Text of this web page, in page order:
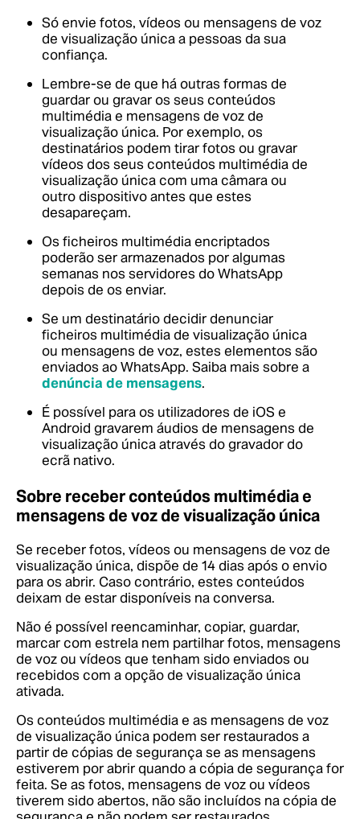
Só envie fotos, vídeos ou mensagens de voz
de visualização única a pessoas da sua
confiança.
Lembre-se de que há outras formas de
guardar ou gravar os seus conteúdos
multimédia e mensagens de voz de
visualização única. Por exemplo, os
destinatários podem tirar fotos ou gravar
vídeos dos seus conteúdos multimédia de
visualização única com uma câmara ou
outro dispositivo antes que estes
desapareçam.
Os ficheiros multimédia encriptados
poderão ser armazenados por algumas
semanas nos servidores do WhatsApp
depois de os enviar.
Se um destinatário decidir denunciar
ficheiros multimédia de visualização única
ou mensagens de voz, estes elementos são
enviados ao WhatsApp. Saiba mais sobre a
denúncia de mensagens.
É possível para os utilizadores de iOS e
Android gravarem áudios de mensagens de
visualização única através do gravador do
ecrã nativo.
Sobre receber conteúdos multimédia e
mensagens de voz de visualização única
Se receber fotos, vídeos ou mensagens de voz de
visualização única, dispõe de 14 dias após o envio
para os abrir. Caso contrário, estes conteúdos
deixam de estar disponíveis na conversa.
Não é possível reencaminhar, copiar, guardar,
marcar com estrela nem partilhar fotos, mensagens
de voz ou vídeos que tenham sido enviados ou
recebidos com a opção de visualização única
ativada.
Os conteúdos multimédia e as mensagens de voz
de visualização única podem ser restaurados a
partir de cópias de segurança se as mensagens
estiverem por abrir quando a cópia de segurança for
feita. Se as fotos, mensagens de voz ou vídeos
tiverem sido abertos, não são incluídos na cópia de